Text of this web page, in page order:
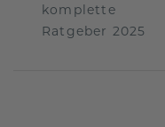
komplette
Ratgeber 2025